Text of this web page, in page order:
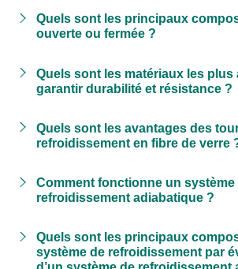
Quels sont les principaux
ouverte ou fermée ?
Quels sont les matériaux les plus
garantir durabilité et résistance ?
Quels sont les avantages des
refroidissement en fibre de verre
Comment fonctionne un système
refroidissement adiabatique ?
Quels sont les principaux
système de refroidissement par